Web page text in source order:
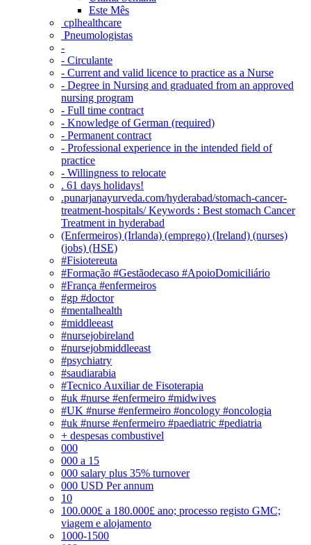
Este Mês
‎ cplhealthcare‬
Pneumologistas
-
- Circulante
- Current and valid licence to practice as a Nurse
- Degree in Nursing and graduated from an approved
nursing program
- Full time contract
- Knowledge of German (required)
- Permanent contract
- Professional experience in the intended field of
practice
- Willingness to relocate
. 61 days holidays!
.punarjanayurveda.com/hyderabad/stomach-cancer-
treatment-hospitals/ Keywords : Best stomach Cancer
Treatment in hyderabad
(Enfermeiros) (Irlanda) (emprego) (Ireland) (nurses)
(jobs) (HSE)
#Fisiotereuta
#Formação #Gestãodecaso #ApoioDomiciliário
#França #enfermeiros
#gp #doctor
#mentalhealth
#middleeast
#nursejobireland
#nursejobmiddleeast
#psychiatry
#saudiarabia
#Tecnico Auxiliar de Fisoterapia
#uk #nurse #enfermeiro #midwives
#UK #nurse #enfermeiro #oncology #oncologia
#uk #nurse #enfermeiro #paediatric #pediatria
+ despesas combustivel
000
000 a 15
000 salary plus 35% turnover
000 USD Per annum
10
100.000£ a 180.000£ ano; processo registo GMC;
viagem e alojamento
1000-1500